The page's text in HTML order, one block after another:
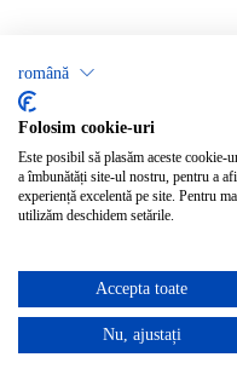
română
Folosim cookie-uri
Este posibil să plasăm aceste
a îmbunătăți site-ul nostru, pentru a
experiență excelentă pe site. Pentru
utilizăm deschidem setările.
Accepta toate
Nu, ajustați